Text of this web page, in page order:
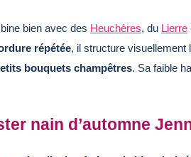
bien avec des Heuchères, du Lierre
répétée, il structure visuellement
bouquets champêtres. Sa faible
nain d’automne